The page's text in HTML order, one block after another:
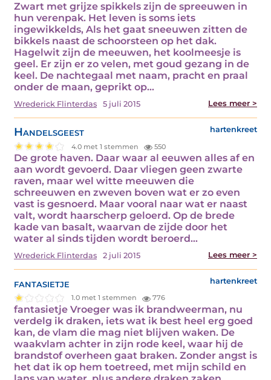
Zwart met grijze spikkels zijn de spreeuwen in
hun verenpak. Het leven is soms iets
ingewikkelds, Als het gaat sneeuwen zitten de
bikkels naast de schoorsteen op het dak.
Hagelwit zijn de meeuwen, het koolmeesje is
geel. Er zijn er zo velen, met goud gezang in de
keel. De nachtegaal met naam, pracht en praal
onder de maan, geprikt op…
Wrederick Flinterdas 5 juli 2015 Lees meer >
Handelsgeest hartenkreet
4.0 met 1 stemmen 550
De grote haven. Daar waar al eeuwen alles af en
aan wordt gevoerd. Daar vliegen geen zwarte
raven, maar wel witte meeuwen die
schreeuwen en zweven boven wat er zo even
vast is gesnoerd. Maar vooral naar wat er naast
valt, wordt haarscherp geloerd. Op de brede
kade van basalt, waarvan de zijde door het
water al sinds tijden wordt beroerd…
Wrederick Flinterdas 2 juli 2015 Lees meer >
fantasietje hartenkreet
1.0 met 1 stemmen 776
fantasietje Vroeger was ik brandweerman, nu
verdelg ik draken, iets wat ik best heel erg goed
kan, de vlam die mag niet blijven waken. De
waakvlam achter in zijn rode keel, waar hij de
brandstof overheen gaat braken. Zonder angst is
het dat ik op hem toetreed, met mijn schild en